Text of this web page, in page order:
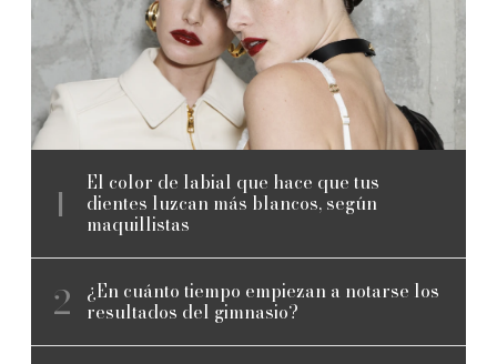
El color de labial que hace que tus
dientes luzcan más blancos, según
maquillistas
¿En cuánto tiempo empiezan a notarse los
resultados del gimnasio?